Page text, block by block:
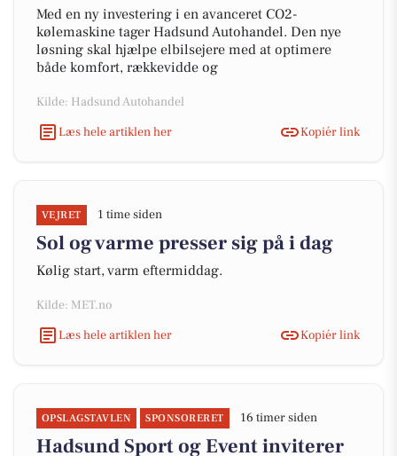
Med en ny investering i en avanceret CO2-
kølemaskine tager Hadsund Autohandel. Den nye
løsning skal hjælpe elbilsejere med at optimere
både komfort, rækkevidde og
Kilde: Hadsund Autohandel
Læs hele artiklen her
Kopiér link
VEJRET 1 time siden
Sol og varme presser sig på i dag
Kølig start, varm eftermiddag.
Kilde: MET.no
Læs hele artiklen her
Kopiér link
OPSLAGSTAVLEN SPONSORERET 16 timer siden
Hadsund Sport og Event inviterer